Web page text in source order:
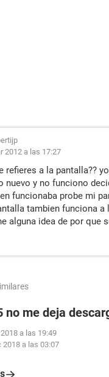
2012 a las 17:27
refieres a la pantalla??
nuevo y no funciono
funcionaba probe mi
tambien funciona
alguna idea de por que
no me deja
a las 19:49
2018 a las 03:07